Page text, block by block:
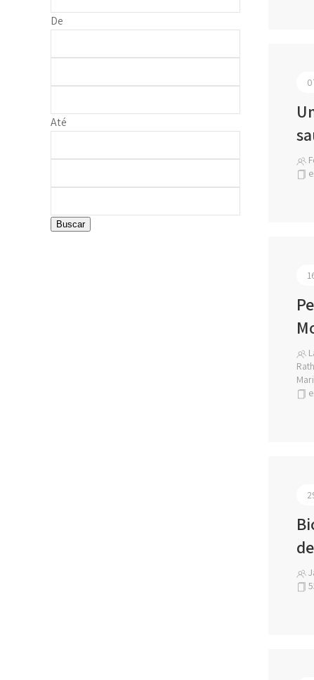
De
Até
Buscar